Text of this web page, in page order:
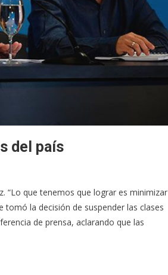
del país
“Lo que tenemos que lograr es minimizar
tomó la decisión de suspender las clases
de prensa, aclarando que las